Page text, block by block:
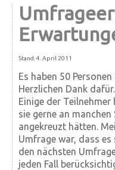
Stand: 4. April 2011
Es haben 50
Herzlichen Dank dafür.
Einige der
sie gerne an
angekreuzt hätten.
Umfrage war, dass es
den nächsten
jeden Fall